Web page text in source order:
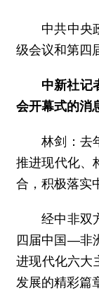
中共中央
级会议和第四
中新社记
会开幕式的消
林剑：去
推进现代化、
合，积极落实
经中非双
四届中国—非
进现代化六大
发展的精彩篇